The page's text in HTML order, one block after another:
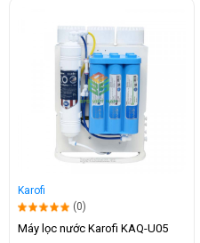
Karofi
(0)
Máy lọc nước Karofi KAQ-U05